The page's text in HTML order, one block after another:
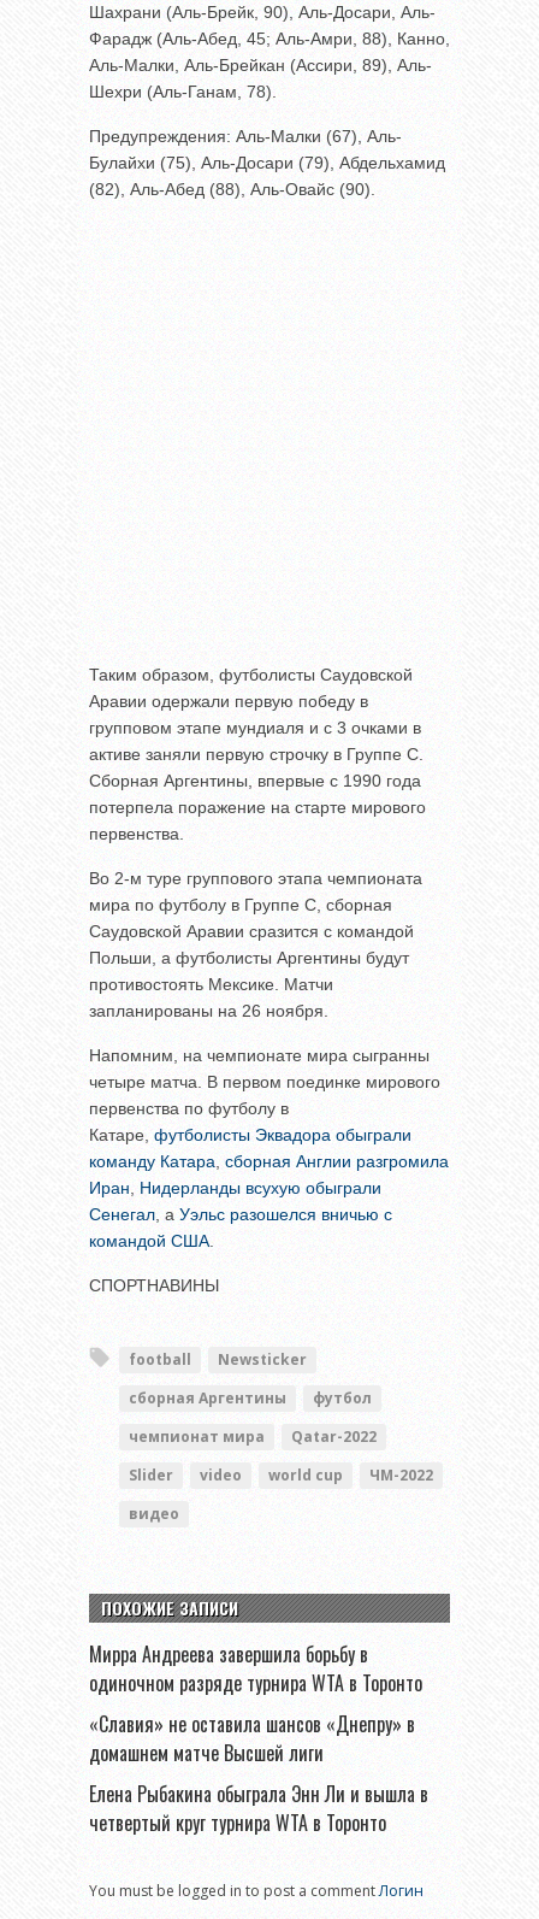
Шахрани (Аль-Брейк, 90), Аль-Досари, Аль-
Фарадж (Аль-Абед, 45; Аль-Амри, 88), Канно,
Аль-Малки, Аль-Брейкан (Ассири, 89), Аль-
Шехри (Аль-Ганам, 78).
Предупреждения: Аль-Малки (67), Аль-
Булайхи (75), Аль-Досари (79), Абдельхамид
(82), Аль-Абед (88), Аль-Овайс (90).
Таким образом, футболисты Саудовской
Аравии одержали первую победу в
групповом этапе мундиаля и с 3 очками в
активе заняли первую строчку в Группе С.
Сборная Аргентины, впервые с 1990 года
потерпела поражение на старте мирового
первенства.
Во 2-м туре группового этапа чемпионата
мира по футболу в Группе С, сборная
Саудовской Аравии сразится с командой
Польши, а футболисты Аргентины будут
противостоять Мексике. Матчи
запланированы на 26 ноября.
Напомним, на чемпионате мира сыгранны
четыре матча. В первом поединке мирового
первенства по футболу в
Катаре, футболисты Эквадора обыграли
команду Катара сборная Англии разгромила
Иран
Нидерланды всухую обыграли
Сенегал , а Уэльс разошелся вничью с
командой США
СПОРТНАВИНЫ
football
Newsticker
сборная Аргентины
футбол
чемпионат мира
Qatar-2022
Slider
video world cup
ЧМ-2022
видео
ПОХОЖИЕ ЗАПИСИ
Мирра Андреева завершила борьбу в
одиночном разряде турнира WTA в Торонто
«Славия» не оставила шансов «Днепру» в
домашнем матче Высшей лиги
Елена Рыбакина обыграла Энн Ли и вышла в
четвертый круг турнира WTA в Торонто
You must be logged in to post a commentЛогин